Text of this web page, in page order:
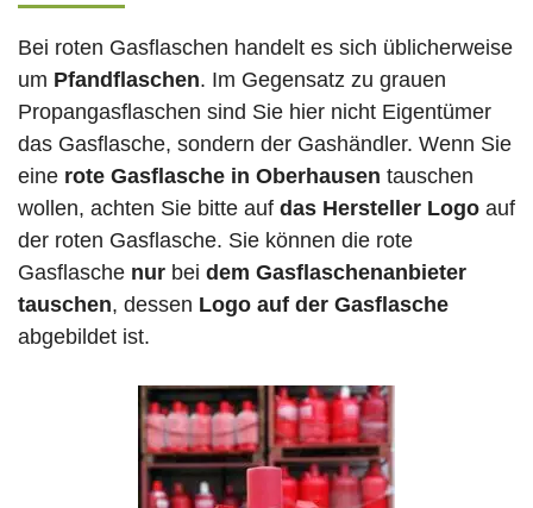
Bei roten Gasflaschen handelt es sich üblicherweise
um Pfandflaschen. Im Gegensatz zu grauen
Propangasflaschen sind Sie hier nicht Eigentümer
das Gasflasche, sondern der Gashändler. Wenn Sie
eine rote Gasflasche in Oberhausen tauschen
wollen, achten Sie bitte auf das Hersteller Logo auf
der roten Gasflasche. Sie können die rote
Gasflasche nur bei dem Gasflaschenanbieter
tauschen, dessen Logo auf der Gasflasche
abgebildet ist.